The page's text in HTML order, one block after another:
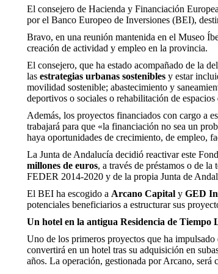
El consejero de Hacienda y Financiación
por el Banco Europeo de Inversiones (BEI),
Bravo, en una reunión mantenida en el Museo
creación de actividad y empleo en la provincia.
El consejero, que ha estado acompañado de la
las estrategias urbanas sostenibles y estar
movilidad sostenible; abastecimiento y
deportivos o sociales o rehabilitación de
Además, los proyectos financiados con cargo a
trabajará para que «la financiación no sea un
haya oportunidades de crecimiento, de empleo,
La Junta de Andalucía decidió reactivar este
millones de euros, a través de préstamos o de
FEDER 2014-2020 y de la propia Junta de
El BEI ha escogido a Arcano Capital y GED
potenciales beneficiarios a estructurar sus
Un hotel en la antigua Residencia de Tiempo
Uno de los primeros proyectos que ha
convertirá en un hotel tras su adquisición en
años. La operación, gestionada por Arcano,